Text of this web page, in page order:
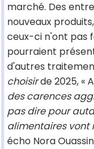
marché. Des
nouveaux
ceux-ci n'ont pas
pourraient
d'autres
choisirde 2025, «
des carences
pas dire pour
alimentaires vont
écho Nora